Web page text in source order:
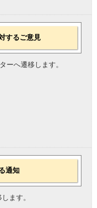
するご意見
ーへ遷移します。
通知
ます。